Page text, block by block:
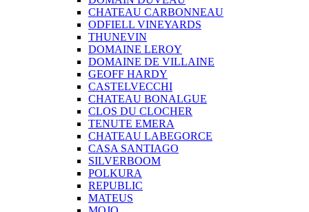
CHATEAU CARBONNEAU
ODFIELL VINEYARDS
THUNEVIN
DOMAINE LEROY
DOMAINE DE VILLAINE
GEOFF HARDY
CASTELVECCHI
CHATEAU BONALGUE
CLOS DU CLOCHER
TENUTE EMERA
CHATEAU LABEGORCE
CASA SANTIAGO
SILVERBOOM
POLKURA
REPUBLIC
MATEUS